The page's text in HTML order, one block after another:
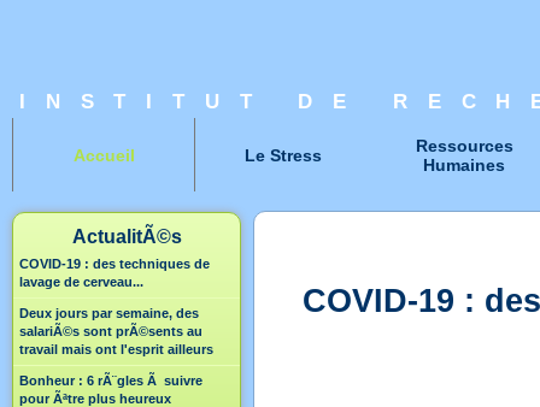
INSTITUT DE
Accueil Le Stress
Ressources
Humaines
ActualitÃ©s
COVID-19 : des techniques de
lavage de cerveau...
Deux jours par semaine, des
salariÃ©s sont prÃ©sents au
travail mais ont l'esprit ailleurs
Bonheur : 6 rÃ¨gles Ã suivre
pour Ãªtre plus heureux
COVID-19 :